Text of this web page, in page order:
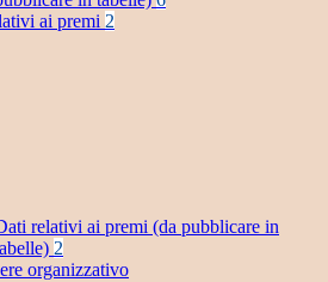
ai premi 2
relativi ai premi (da pubblicare in
2
organizzativo